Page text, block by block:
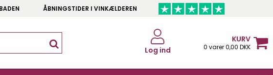
ÅBNINGSTIDER I VINKÆLDEREN
Log ind
KURV
0 varer 0,00 DKK